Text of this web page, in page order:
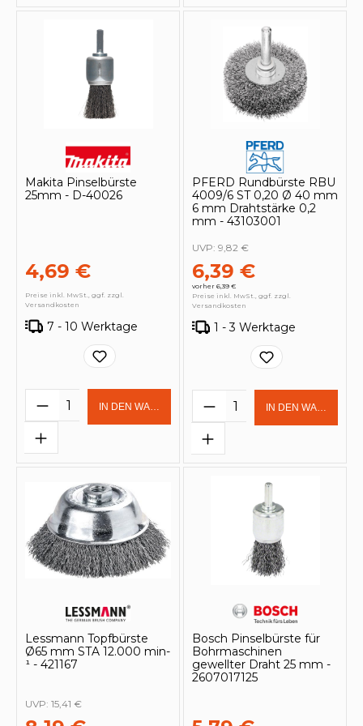
Makita Pinselbürste
25mm - D-40026
4,69 €
Preise inkl. MwSt., ggf. zzgl.
Versandkosten
7 - 10 Werktage
Produkt Anzahl: Gib den
IN DEN WARENKORB
PFERD Rundbürste RBU
4009/6 ST 0,20 Ø 40 mm
6 mm Drahtstärke 0,2
mm - 43103001
6,39 €
vorher 6,39 €
UVP: 9,82 €
Preise inkl. MwSt., ggf. zzgl.
Versandkosten
1 - 3 Werktage
Produkt Anzahl:
IN DEN
Lessmann Topfbürste
Ø65 mm STA 12.000 min-
¹ - 421167
UVP: 15,41 €
Bosch Pinselbürste für
Bohrmaschinen
gewellter Draht 25 mm -
2607017125